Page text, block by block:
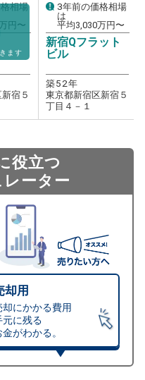
相場
円〜
宿５
3年前の価格相場
は
平均3,030万円〜
新宿Qフラット
ビル
築52年
東京都新宿区新宿５
丁目４－１
ます
役立つ
ーター
却用
却にかかる費用
元に残る
金がわかる。
ーション
ュレーター